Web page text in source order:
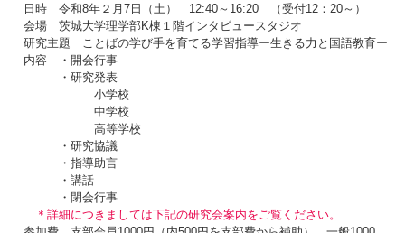
日時 令和8年２月7日（土） 12:40～16:20 （受付12：20～）
会場 茨城大学理学部K棟１階インタビュースタジオ
研究主題 ことばの学び手を育てる学習指導ー生きる力と国語教育ー
内容 ・開会行事
・研究発表
小学校
中学校
高等学校
・研究協議
・指導助言
・講話
・閉会行事
＊詳細につきましては下記の研究会案内をご覧ください。